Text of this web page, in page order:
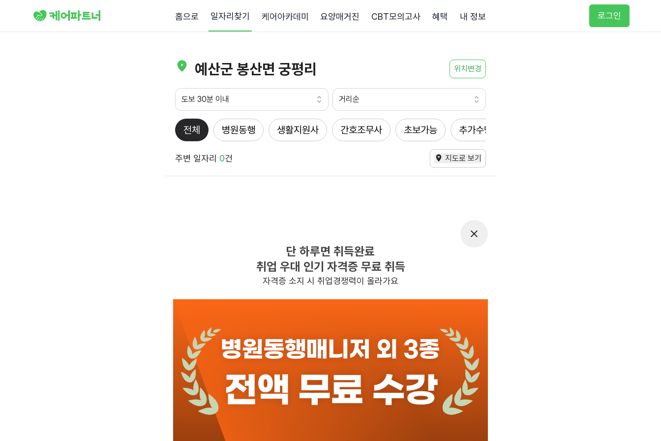
홈으로 일자리찾기 케어아카데미 요양매거진 CBT모의고사 혜택 내 정보 로그인
예산군 봉산면 궁평리 위치변경
도보 30분 이내 거리순
전체 병원동행 생활지원사 간호조무사 초보가능 추가수당
주변 일자리 0건 지도로 보기
찾으시는 조건의 일자리가 없습니다
더욱더 노력하는 케어파트너가 되겠습니다.
단 하루면 취득완료
취업 우대 인기 자격증 무료 취득
자격증 소지 시 취업경쟁력이 올라가요